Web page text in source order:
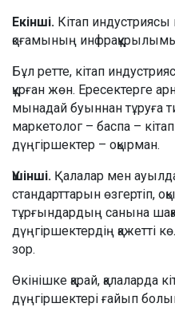
Екінші. Кітап индустриясы
қоғамының инфрақұрылымын
Бұл ретте, кітап
құрған жөн. Ересектерге
мынадай буыннан тұруға
маркетолог – баспа –
дүңгіршектер – оқырман.
Үшінші. Қалалар мен
стандарттарын өзгертіп,
тұрғындардың санына
дүңгіршектердің қажетті
зор.
Өкінішке қарай, қалаларда
дүңгіршектері ғайып